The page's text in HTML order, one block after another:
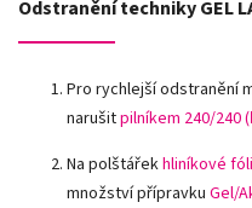
Odstranění techniky GEL
Pro rychlejší odstranění
narušitpilníkem 240/240 (
Na polštářekhliníkové
množství přípravku Gel/